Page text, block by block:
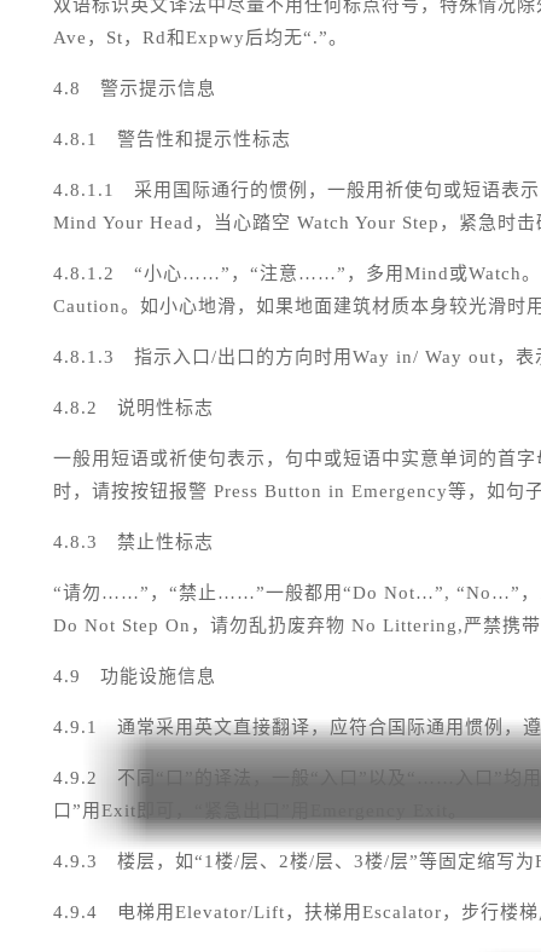
双语标识英文译法中尽量不用任何标点符号，特殊情况
Ave ， St， Rd和Expwy后均无“.”。
4.8 警示提示信息
4.8.1 警告性和提示性标志
4.8.1.1 采用国际通行的惯例，一般用祈使句或短语表
Mind Your Head ，当心踏空 Watch Your Step ，紧急时
4.8.1.2 “小心……”，“注意……”，多用Mind或Watch
Caution。如小心地滑，如果地面建筑材质本身较光滑时
4.8.1.3 指示入口 /出口的方向时用Way in/ Way out，表
4.8.2 说明性标志
一般用短语或祈使句表示，句中或短语中实意单词的首
时，请按按钮报警 Press Button in Emergency等，如句
4.8.3 禁止性标志
“请勿……”，“禁止……”一般都用“Do Not…”, “No…” ，
Do Not Step On ，请勿乱扔废弃物 No Littering,严禁携
4.9 功能设施信息
4.9.1 通常采用英文直接翻译，应符合国际通用惯例，
4.9.2 不同“口”的译法，一般“入口”以及“
入口”均用
口”用Exit 即可，“紧急出口”用
4.9.3 楼层，如“1 楼/层、 2楼/层、 3楼/层”等固定缩写为
4.9.4 电梯用Elevator/Lift，扶梯用Escalator，步行楼